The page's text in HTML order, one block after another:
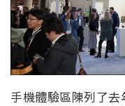
手機體驗區陳列了